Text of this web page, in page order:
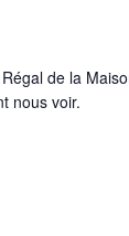
de la
nous voir.